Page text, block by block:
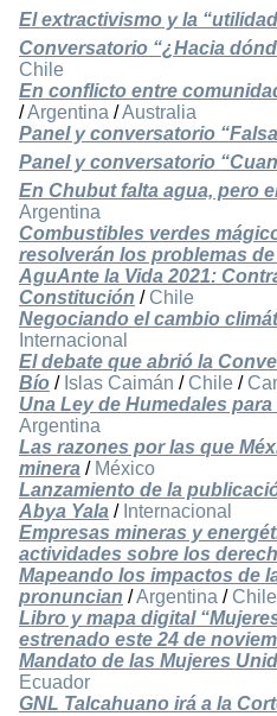
El extractivismo y la
Conversatorio “¿Hacia
Chile
En conflicto entre
/Argentina /Australia
Panel y conversatorio
Panel y conversatorio
En Chubut falta agua, pero
Argentina
Combustibles verdes
resolverán los problemas
AguAnte la Vida 2021:
Constitución / Chile
Negociando el cambio
Internacional
El debate que abrió la
Bío / Islas Caimán / Chile /
Una Ley de Humedales
Argentina
Las razones por las que
minera / México
Lanzamiento de la
Abya Yala / Internacional
Empresas mineras y
actividades sobre los
Mapeando los impactos de
pronuncian /Argentina / Chile
Libro y mapa digital
estrenado este 24 de
Mandato de las Mujeres
Ecuador
GNL Talcahuano irá a la